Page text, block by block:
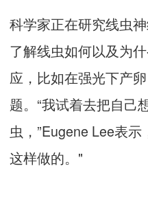
科学家正在研究线虫
了解线虫如何以及为
应，比如在强光下产
题。“我试着去把自己
虫，”Eugene Lee表
这样做的。"